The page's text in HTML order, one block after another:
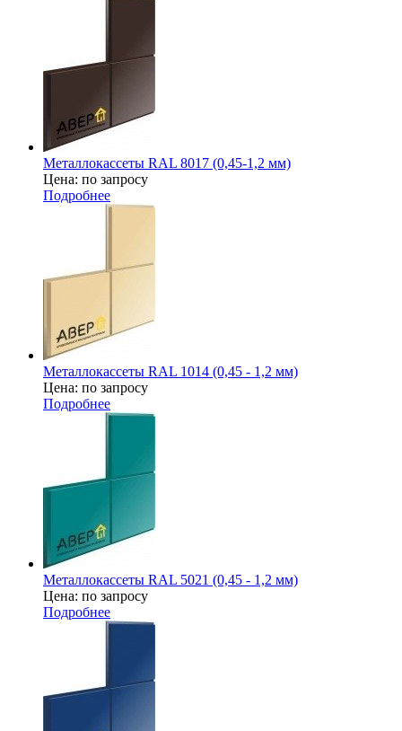
Металлокассеты RAL 8017 (0,45-1,2 мм)
Цена: по запросу
Подробнее
Металлокассеты RAL 1014 (0,45 - 1,2 мм)
Цена: по запросу
Подробнее
Металлокассеты RAL 5021 (0,45 - 1,2 мм)
Цена: по запросу
Подробнее